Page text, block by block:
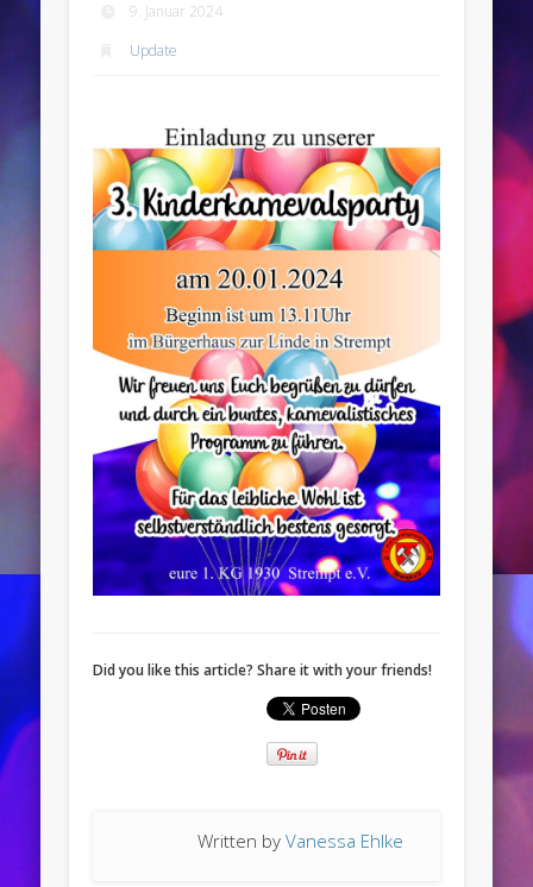
9. Januar 2024
Update
Did you like this article? Share it with your friends!
Written byVanessa Ehlke